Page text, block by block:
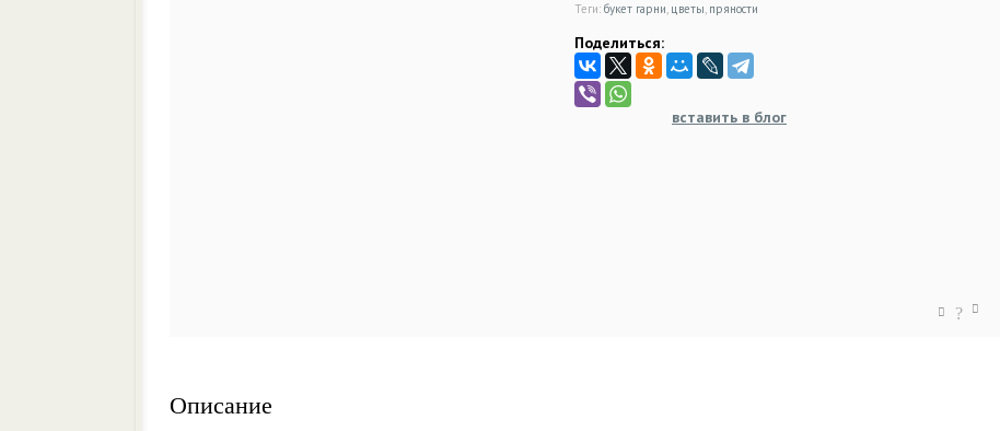
?
Теги: букет гарни, цветы, пряности
Поделиться:
вставить в блог
Описание